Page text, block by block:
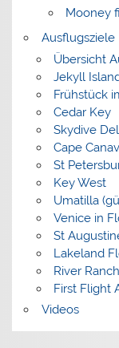
Mooney
Ausflugsziele
Übersicht
Jekyll
Frühstück
Cedar Key
Skydive
Cape
St
Key West
Umatilla
Venice in
St
Lakeland
River
First Flight
Videos